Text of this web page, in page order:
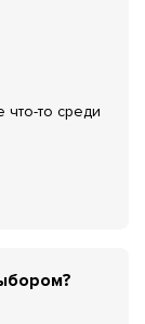
то среди